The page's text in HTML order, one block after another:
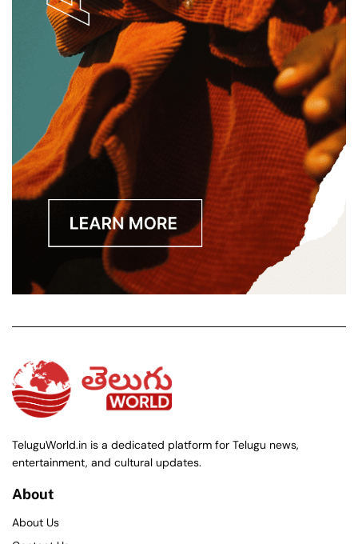
TeluguWorld.in is a dedicated platform for Telugu news,
entertainment, and cultural updates.
About
About Us